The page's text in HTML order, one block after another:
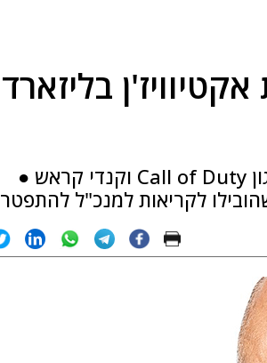
בליזארד
החברה הנרכשת אחראית למשחקים פופולריים מאוד, כגון Call of Duty וקנדי קראש ●
לקריאות למנכ"ל להתפטר